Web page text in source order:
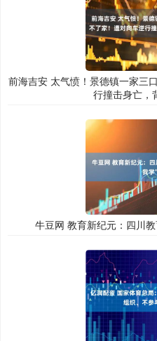
前海吉安 太气愤！景德镇一家三
行撞击身亡，
牛豆网 教育新纪元：四川